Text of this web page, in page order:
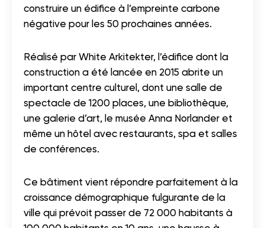
construire un édifice à l’empreinte carbone
négative pour les 50 prochaines années.
Réalisé par White Arkitekter, l’édifice dont la
construction a été lancée en 2015 abrite un
important centre culturel, dont une salle de
spectacle de 1200 places, une bibliothèque,
une galerie d’art, le musée Anna Norlander et
même un hôtel avec restaurants, spa et salles
de conférences.
Ce bâtiment vient répondre parfaitement à la
croissance démographique fulgurante de la
ville qui prévoit passer de 72 000 habitants à